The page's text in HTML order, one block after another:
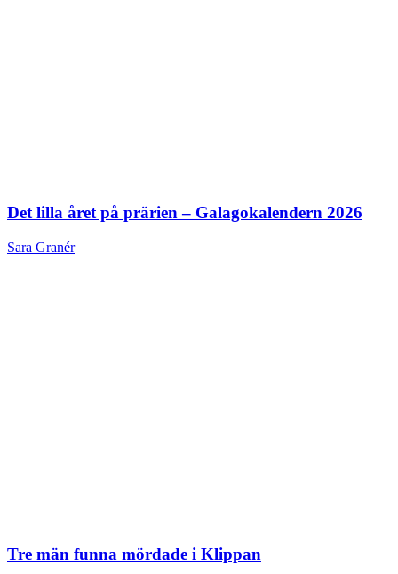
Det lilla året på prärien – Galagokalendern 2026
Sara Granér
Tre män funna mördade i Klippan